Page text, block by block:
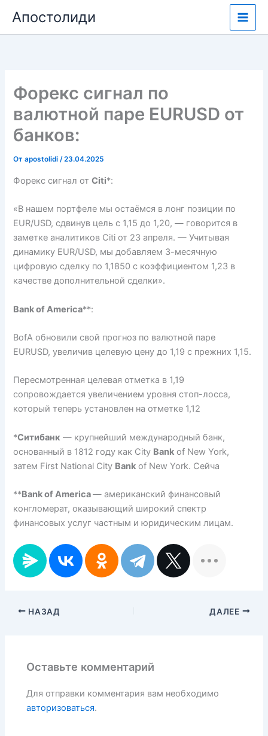
содержимому
Апостолиди
Форекс сигнал по
валютной паре EURUSD от
банков:
Отapostolidi/23.04.2025
Форекс сигнал отCiti*:
«В нашем портфеле мы остаёмся в лонг позиции по
EUR/USD, сдвинув цель с 1,15 до 1,20, — говорится в
заметке аналитиков Citi от 23 апреля. — Учитывая
динамику EUR/USD, мы добавляем 3-месячную
цифровую сделку по 1,1850 с коэффициентом 1,23 в
качестве дополнительной сделки».
Bank of America**:
BofA обновили свой прогноз по валютной паре
EURUSD, увеличив целевую цену до 1,19 с прежних 1,15.
Пересмотренная целевая отметка в 1,19
сопровождается увеличением уровня стоп-лосса,
который теперь установлен на отметке 1,12
*Ситибанк — крупнейший международный банк,
основанный в 1812 году как City Bank of New York,
затем First National City Bank of New York. Сейча
**Bank of America— американский финансовый
конгломерат, оказывающий широкий спектр
финансовых услуг частным и юридическим лицам.
НАЗАД ДАЛЕЕ
Оставьте комментарий
Для отправки комментария вам необходимо
авторизоваться.